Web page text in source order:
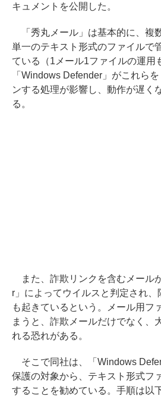
キュメントを公開した。
「秀丸メール」は基本的に、複
単一のテキスト形式のファイルで
ている（1メール1ファイルの運用
「Windows Defender」がこれら
ンする処理が影響し、動作が遅く
る。
また、詐欺リンクを含むメール
r」によってウイルスと判定され、
も起きているという。メール用フ
まうと、詐欺メールだけでなく、
れる恐れがある。
そこで同社は、「Windows
保護の対象から、テキスト形式フ
することを勧めている。手順は以